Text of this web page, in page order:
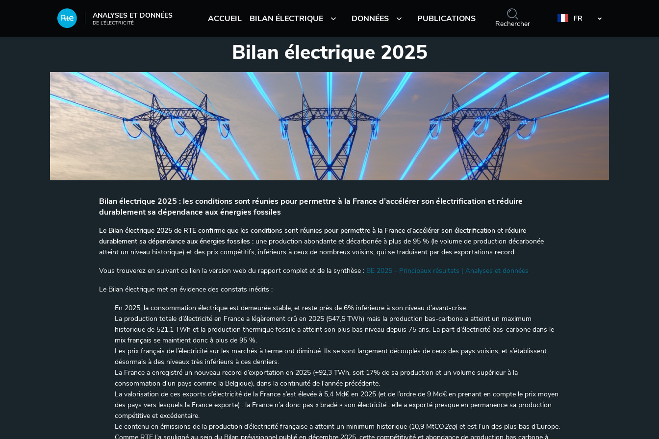
ANALYSES ET DONNÉES
DE L’ÉLECTRICITÉ ACCUEIL BILAN ÉLECTRIQUE DONNÉES PUBLICATIONS Rechercher
FR
Bilan électrique 2025
Bilan électrique 2025 : les conditions sont réunies pour permettre à la France d’accélérer son électrification et réduire
durablement sa dépendance aux énergies fossiles
Le Bilan électrique 2025 de RTE confirme que les conditions sont réunies pour permettre à la France d’accélérer son électrification et réduire
durablement sa dépendance aux énergies fossiles : une production abondante et décarbonée à plus de 95 % (le volume de production décarbonée
atteint un niveau historique) et des prix compétitifs, inférieurs à ceux de nombreux voisins, qui se traduisent par des exportations record.
Vous trouverez en suivant ce lien la version web du rapport complet et de la synthèse : BE 2025 - Principaux résultats | Analyses et données
Le Bilan électrique met en évidence des constats inédits :
En 2025, la consommation électrique est demeurée stable, et reste près de 6% inférieure à son niveau d’avant-crise.
La production totale d’électricité en France a légèrement crû en 2025 (547,5 TWh) mais la production bas-carbone a atteint un maximum
historique de 521,1 TWh et la production thermique fossile a atteint son plus bas niveau depuis 75 ans. La part d’électricité bas-carbone dans le
mix français se maintient donc à plus de 95 %.
Les prix français de l’électricité sur les marchés à terme ont diminué. Ils se sont largement découplés de ceux des pays voisins, et s’établissent
désormais à des niveaux très inférieurs à ces derniers.
La France a enregistré un nouveau record d’exportation en 2025 (+92,3 TWh, soit 17% de sa production et un volume supérieur à la
consommation d’un pays comme la Belgique), dans la continuité de l’année précédente.
La valorisation de ces exports d’électricité de la France s’est élevée à 5,4 Md€ en 2025 (et de l’ordre de 9 Md€ en prenant en compte le prix moyen
des pays vers lesquels la France exporte) : la France n’a donc pas « bradé » son électricité : elle a exporté presque en permanence sa production
compétitive et excédentaire.
Le contenu en émissions de la production d’électricité française a atteint un minimum historique (10,9 MtCO2eq) et est l’un des plus bas d’Europe.